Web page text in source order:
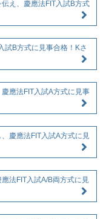
え、慶應法FIT入試B方式
試B方式に見事合格！Kさ
應法FIT入試A方式に見事
慶應法FIT入試A方式に見
法FIT入試A/B両方式に見